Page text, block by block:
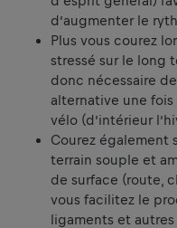
d’augmenter le
Plus vous courez
stressé sur le long
donc nécessaire
alternative une fois
vélo (d’intérieur
Courez également
terrain souple et
de surface (route,
vous facilitez le
ligaments et